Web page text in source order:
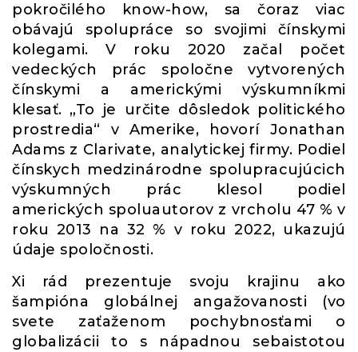
pokročilého know-how, sa čoraz viac
obávajú spolupráce so svojimi čínskymi
kolegami. V roku 2020 začal počet
vedeckých prác spoločne vytvorených
čínskymi a americkými výskumníkmi
klesať. „To je určite dôsledok politického
prostredia“ v Amerike, hovorí Jonathan
Adams z Clarivate, analytickej firmy. Podiel
čínskych medzinárodne spolupracujúcich
výskumných prác klesol podiel
amerických spoluautorov z vrcholu 47 % v
roku 2013 na 32 % v roku 2022, ukazujú
údaje spoločnosti.
Xi rád prezentuje svoju krajinu ako
šampióna globálnej angažovanosti (vo
svete zaťaženom pochybnosťami o
globalizácii to s nápadnou sebaistotou